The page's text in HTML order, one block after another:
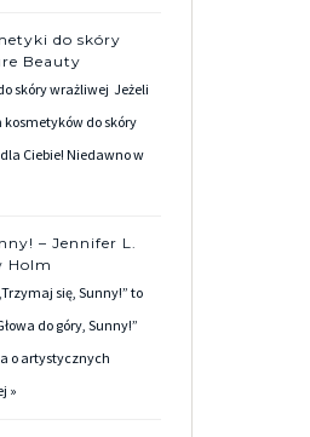
do skóry
Beauty
skóry wrażliwej Jeżeli
do skóry
Ciebie! Niedawno w
– Jennifer L.
Holm
się, Sunny!” to
do góry, Sunny!”
o artystycznych
»